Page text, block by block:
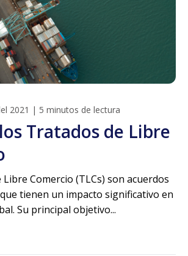
2021 | 5 minutos de lectura
Tratados de Libre
Comercio (TLCs) son acuerdos
tienen un impacto significativo en
Su principal objetivo...